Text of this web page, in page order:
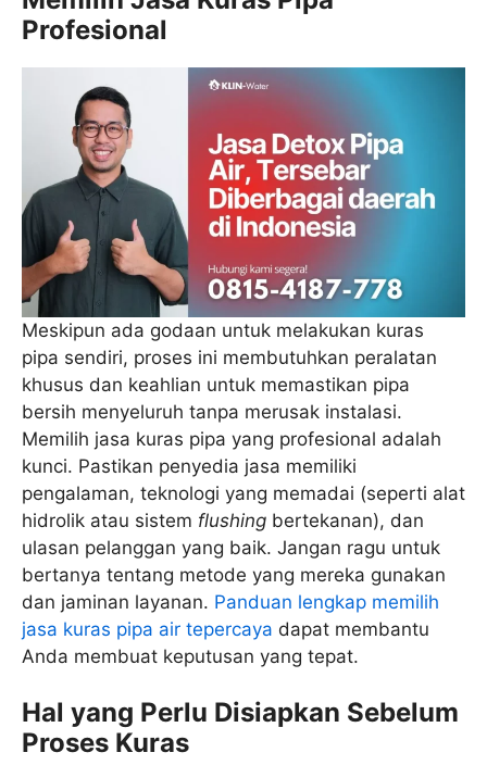
Profesional
Meskipun ada godaan untuk melakukan kuras
pipa sendiri, proses ini membutuhkan peralatan
khusus dan keahlian untuk memastikan pipa
bersih menyeluruh tanpa merusak instalasi.
Memilih jasa kuras pipa yang profesional adalah
kunci. Pastikan penyedia jasa memiliki
pengalaman, teknologi yang memadai (seperti alat
hidrolik atau sistem flushing bertekanan), dan
ulasan pelanggan yang baik. Jangan ragu untuk
bertanya tentang metode yang mereka gunakan
dan jaminan layanan. Panduan lengkap memilih
jasa kuras pipa air tepercaya dapat membantu
Anda membuat keputusan yang tepat.
Hal yang Perlu Disiapkan Sebelum
Proses Kuras